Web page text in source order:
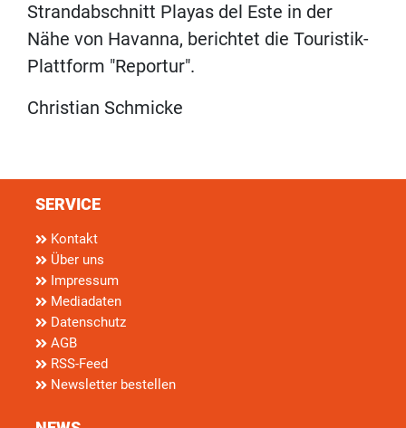
Strandabschnitt Playas del Este in der
Nähe von Havanna, berichtet die Touristik-
Plattform "Reportur".
Christian Schmicke
SERVICE
Kontakt
Über uns
Impressum
Mediadaten
Datenschutz
AGB
RSS-Feed
Newsletter bestellen